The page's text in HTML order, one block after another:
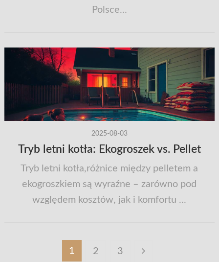
Polsce...
2025-08-03
Tryb letni kotła: Ekogroszek vs. Pellet
Tryb letni kotła,różnice między pelletem a
ekogroszkiem są wyraźne – zarówno pod
względem kosztów, jak i komfortu ...
Stronicowanie
1 2 3